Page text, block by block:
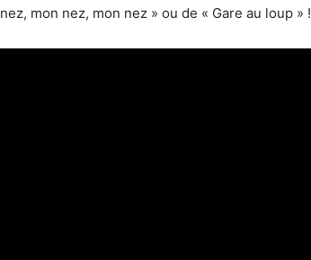
mon nez, mon nez » ou de « Gare au loup » !